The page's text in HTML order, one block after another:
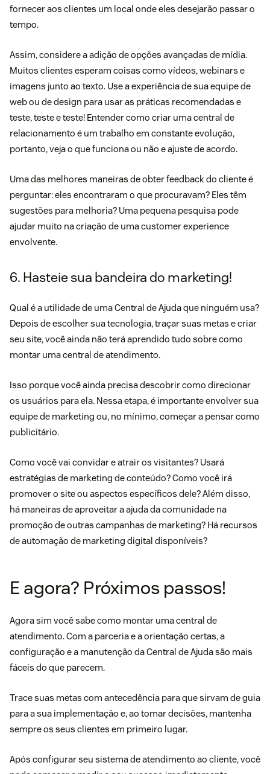
fornecer aos clientes um local onde eles desejarão passar o
tempo.
Assim, considere a adição de opções avançadas de mídia.
Muitos clientes esperam coisas como vídeos, webinars e
imagens junto ao texto. Use a experiência de sua equipe de
web ou de design para usar as práticas recomendadas e
teste, teste e teste! Entender como criar uma central de
relacionamento é um trabalho em constante evolução,
portanto, veja o que funciona ou não e ajuste de acordo.
Uma das melhores maneiras de obter feedback do cliente é
perguntar: eles encontraram o que procuravam? Eles têm
sugestões para melhoria? Uma pequena pesquisa pode
ajudar muito na criação de umacustomer experience
envolvente.
6. Hasteie sua bandeira do marketing!
Qual é a utilidade de uma Central de Ajuda que ninguém usa?
Depois de escolher sua tecnologia, traçar suas metas e criar
seu site, você ainda não terá aprendido tudo sobre como
montar uma central de atendimento.
Isso porque você ainda precisa descobrir como direcionar
os usuários para ela. Nessa etapa, é importante envolver sua
equipe de marketing ou, no mínimo, começar a pensar como
publicitário.
Como você vai convidar e atrair os visitantes? Usará
estratégias de marketing de conteúdo? Como você irá
promover o site ou aspectos específicos dele? Além disso,
há maneiras de aproveitar a ajuda da comunidade na
promoção de outras campanhas de marketing? Há recursos
deautomação de marketing digital disponíveis?
E agora? Próximos passos!
Agora sim você sabe como montar uma central de
atendimento. Com a parceria e a orientação certas, a
configuração e a manutenção da Central de Ajuda são mais
fáceis do que parecem.
Trace suas metas com antecedência para que sirvam de guia
para a sua implementação e, ao tomar decisões, mantenha
sempre os seus clientes em primeiro lugar.
Após configurar seu sistema de atendimento ao cliente, você